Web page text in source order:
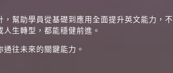
幫助學員從基礎到應用全面提升英文能力，不
生轉型，都能穩健前進。
往未來的關鍵能力。